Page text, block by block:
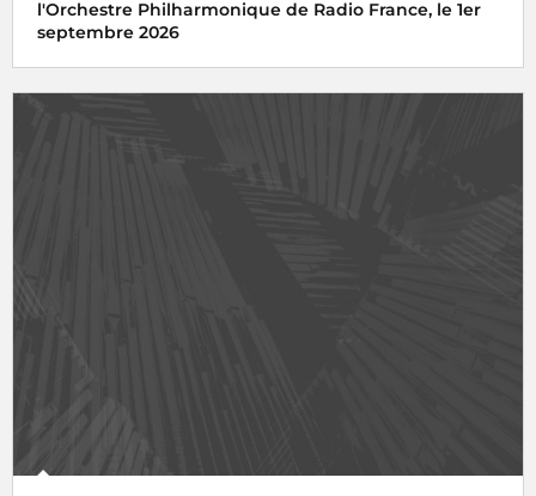
l'Orchestre Philharmonique de Radio France, le 1er
septembre 2026